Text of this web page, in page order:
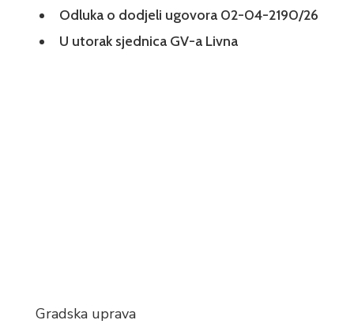
Odluka o dodjeli ugovora 02-04-2190/26
U utorak sjednica GV-a Livna
Gradska uprava